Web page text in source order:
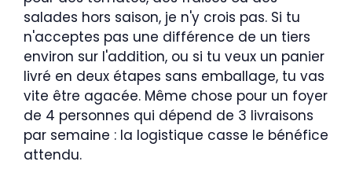
salades hors saison, je n'y crois pas. Si tu
n'acceptes pas une différence de un tiers
environ sur l'addition, ou si tu veux un panier
livré en deux étapes sans emballage, tu vas
vite être agacée. Même chose pour un foyer
de 4 personnes qui dépend de 3 livraisons
par semaine : la logistique casse le bénéfice
attendu.